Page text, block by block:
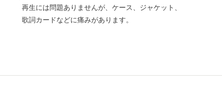
再生には問題ありませんが、ケース、ジャケット、
歌詞カードなどに痛みがあります。